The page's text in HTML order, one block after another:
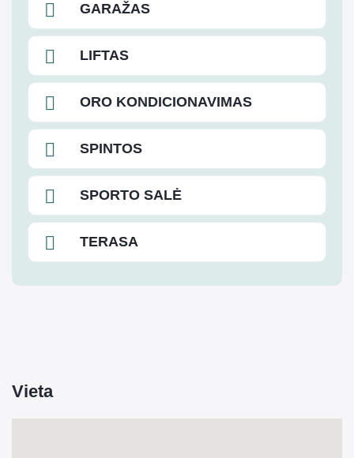
GARAŽAS
LIFTAS
ORO KONDICIONAVIMAS
SPINTOS
SPORTO SALĖ
TERASA
Vieta